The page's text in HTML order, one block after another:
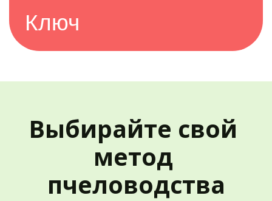
Ключ
Выбирайте свой
метод
пчеловодства